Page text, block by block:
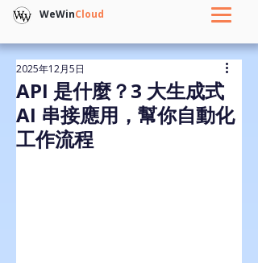
WeWinCloud
API 是什麼？3 大生成式
AI 串接應用，幫你自動化
工作流程
2025年12月5日